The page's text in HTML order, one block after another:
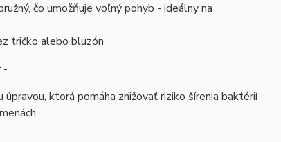
čo umožňuje voľný pohyb - ideálny na
tričko alebo bluzón
-
ktorá pomáha znižovať riziko šírenia baktérií